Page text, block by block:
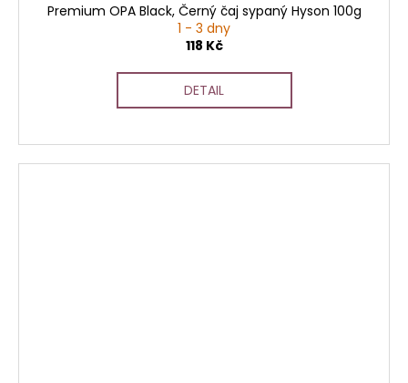
Premium OPA Black, Černý čaj sypaný Hyson 100g
1 - 3 dny
118 Kč
DETAIL